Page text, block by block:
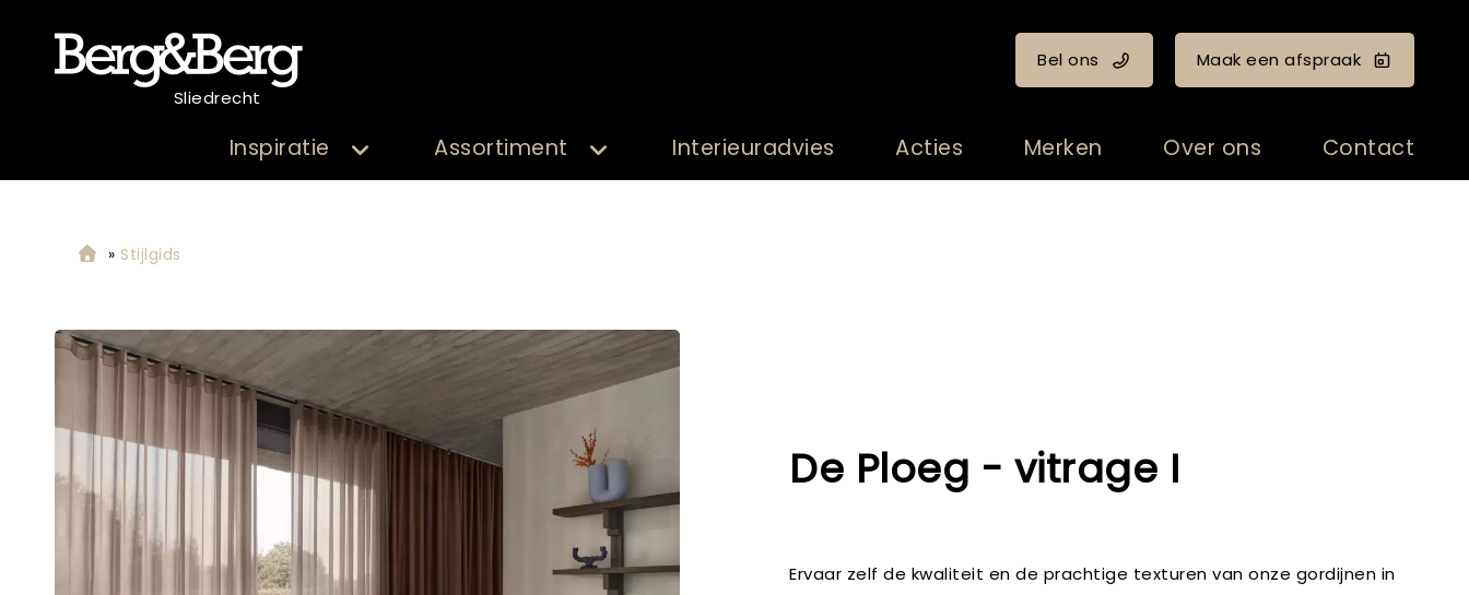
Sliedrecht
Bel ons Maak een afspraak
Inspiratie Assortiment Interieuradvies Acties Merken Over ons Contact
» Stijlgids
De Ploeg - vitrage I
Ervaar zelf de kwaliteit en de prachtige texturen van onze gordijnen in